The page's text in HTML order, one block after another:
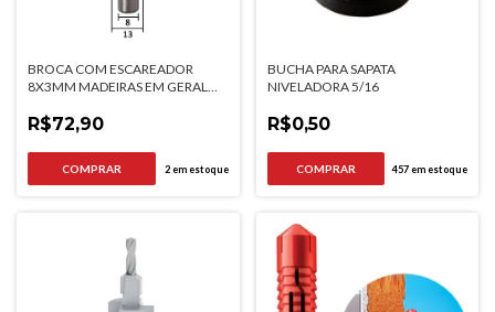
BROCA COM ESCAREADOR
8X3MM MADEIRAS EM GERAL
R$72,90
2em estoque
BUCHA PARA SAPATA
NIVELADORA 5/16
R$0,50
457em estoque